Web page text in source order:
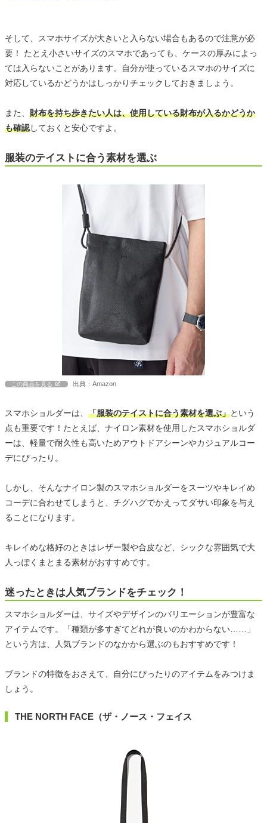
そして、スマホサイズが大きいと入らない場合もあるので注意が必
要！ たとえ小さいサイズのスマホであっても、ケースの厚みによっ
ては入らないことがあります。自分が使っているスマホのサイズに
対応しているかどうかはしっかりチェックしておきましょう。
また、 財布を持ち歩きたい人は、使用している財布が入るかどうか
も確認しておくと安心ですよ。
服装のテイストに合う素材を選ぶ
この商品を見る 出典：Amazon
スマホショルダーは、 「服装のテイストに合う素材を選ぶ」という
点も重要です！たとえば、ナイロン素材を使用したスマホショルダ
ーは、軽量で耐久性も高いためアウトドアシーンやカジュアルコー
デにぴったり。
しかし、そんなナイロン製のスマホショルダーをスーツやキレイめ
コーデに合わせてしまうと、チグハグでかえってダサい印象を与え
ることになります。
キレイめな格好のときはレザー製や合皮など、シックな雰囲気で大
人っぽくまとまる素材がおすすめです。
迷ったときは人気ブランドをチェック！
スマホショルダーは、サイズやデザインのバリエーションが豊富な
アイテムです。「種類が多すぎてどれが良いのかわからない……」
という方は、人気ブランドのなかから選ぶのもおすすめです！
ブランドの特徴をおさえて、自分にぴったりのアイテムをみつけま
しょう。
THE NORTH FACE（ザ・ノース・フェイス